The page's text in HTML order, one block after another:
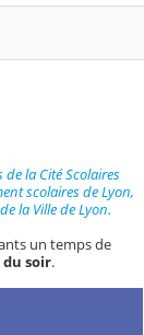
la Cité Scolaires
scolaires de Lyon,
la Ville de Lyon.
un temps de
du soir.